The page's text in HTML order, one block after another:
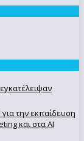
την εκπαίδευση
και στα AI